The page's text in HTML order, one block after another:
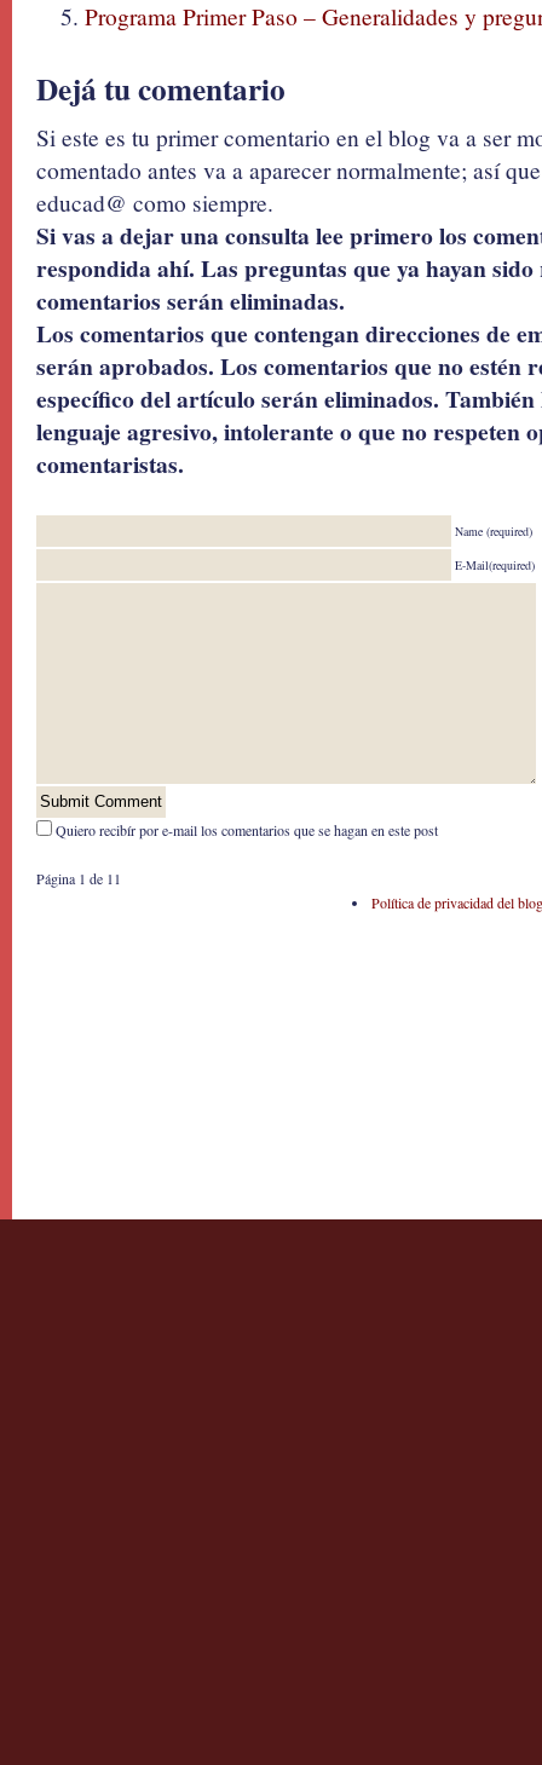
Programa Primer Paso – Generalidades y
Dejá tu comentario
Si este es tu primer comentario en el blog va a ser
comentado antes va a aparecer normalmente; así
educad@ como siempre.
Si vas a dejar una consulta lee primero los
respondida ahí. Las preguntas que ya hayan
comentarios serán eliminadas.
Los comentarios que contengan direcciones de
serán aprobados. Los comentarios que no estén
específico del artículo serán eliminados.
lenguaje agresivo, intolerante o que no respeten
comentaristas.
Name (required)
E-Mail(required)
Quiero recibír por e-mail los comentarios que se hagan en este post
Página 1 de 1 1
Política de privacidad del